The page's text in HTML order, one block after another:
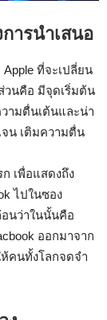
ารนำเสนอ
ที่จะเปลี่ยน
วนคือ มีจุดเริ่มต้น
ามตื่นเต้นและน่า
น เติมความตื่น
ก เพื่อแสดงถึง
ไปในซอง
นว่าในนั้นคือ
ออกมาจาก
คนทั้งโลกจดจำ